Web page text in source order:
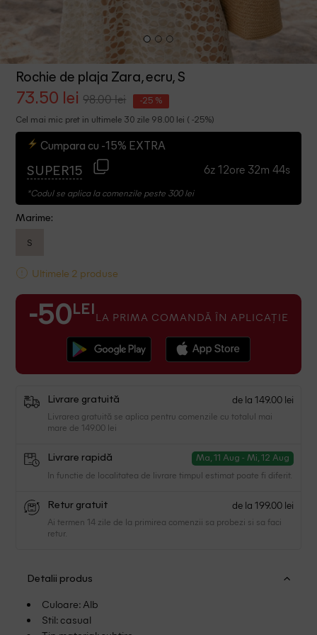
Rochie de plaja Zara, ecru, S
73.50 lei 98.00 lei -25 %
Cel mai mic pret in ultimele 30 zile 98.00 lei ( -25%)
Cumpara cu -15% EXTRA
SUPER15 6z 12ore 32m 43s
*Codul se aplica la comenzile peste 300 lei
Marime:
S
Ultimele 2 produse
-50 LEI LA PRIMA COMANDĂ ÎN APLICAȚIE
Livrare gratuită de la 149.00 lei
Livrarea gratuită se aplica pentru comenzile cu totalul mai
mare de 149.00 lei
Livrare rapidă Ma, 11 Aug - Mi, 12 Aug
In functie de localitatea de livrare timpul estimat poate fi diferit.
Retur gratuit de la 199.00 lei
Ai termen 14 zile de la primirea comenzii sa probezi si sa faci
retur.
Detalii produs
Culoare: Alb
Stil: casual